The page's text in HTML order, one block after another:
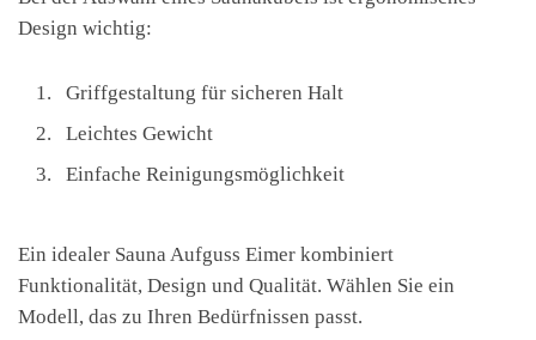
Design wichtig:
Griffgestaltung für sicheren Halt
Leichtes Gewicht
Einfache Reinigungsmöglichkeit
Ein idealer Sauna Aufguss Eimer kombiniert
Funktionalität, Design und Qualität. Wählen Sie ein
Modell, das zu Ihren Bedürfnissen passt.